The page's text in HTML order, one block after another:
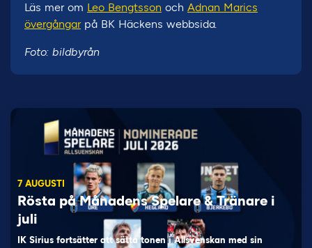
Läs mer om Leo Bengtsson och Adnan Marics
övergångarpå BK Häckens webbsida.
Foto: bildbyrån
7 AUGUSTI
Rösta på Månadens Spelare & Tränare i
juli
IK Sirius fortsätter att sätta tonen i Allsvenskan med sin